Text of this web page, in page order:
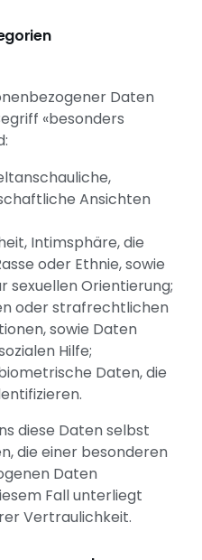
Daten
«besonders
Ansichten
Intimsphäre, die
oder Ethnie, sowie
sexuellen Orientierung;
oder strafrechtlichen
sowie Daten
Hilfe;
Daten, die
diese Daten selbst
die einer besonderen
Daten
Fall unterliegt
Vertraulichkeit.